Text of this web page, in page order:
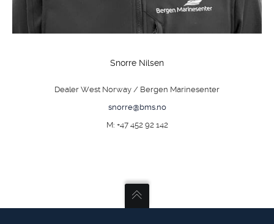
Snorre Nilsen
Dealer West Norway / Bergen Marinesenter
snorre@bms.no
M: +47 452 92 142